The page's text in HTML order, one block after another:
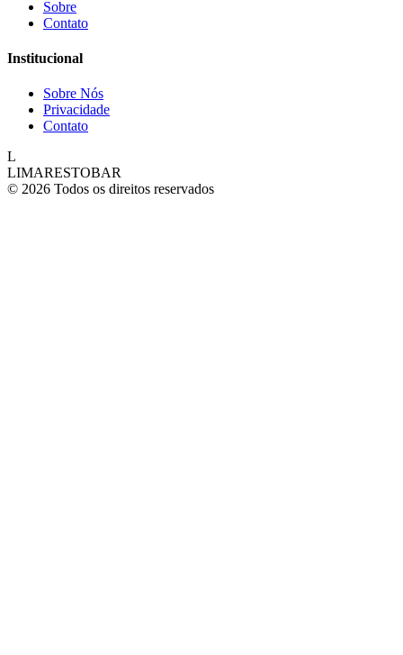
Sobre
Contato
Institucional
Sobre Nós
Privacidade
Contato
L
LIMARESTOBAR
© 2026 Todos os direitos reservados